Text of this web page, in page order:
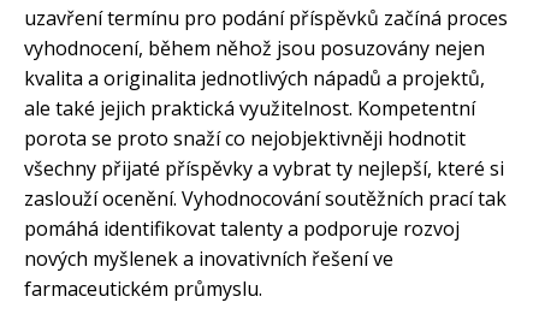
uzavření termínu pro podání příspěvků začíná proces
vyhodnocení, během něhož jsou posuzovány nejen
kvalita a originalita jednotlivých nápadů a projektů,
ale také jejich praktická využitelnost. Kompetentní
porota se proto snaží co nejobjektivněji hodnotit
všechny přijaté příspěvky a vybrat ty nejlepší, které si
zaslouží ocenění. Vyhodnocování soutěžních prací tak
pomáhá identifikovat talenty a podporuje rozvoj
nových myšlenek a inovativních řešení ve
farmaceutickém průmyslu.